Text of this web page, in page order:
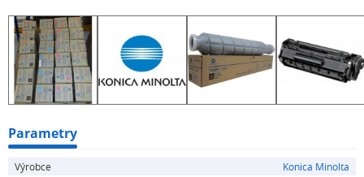
Parametry
Výrobce
Konica Minolta